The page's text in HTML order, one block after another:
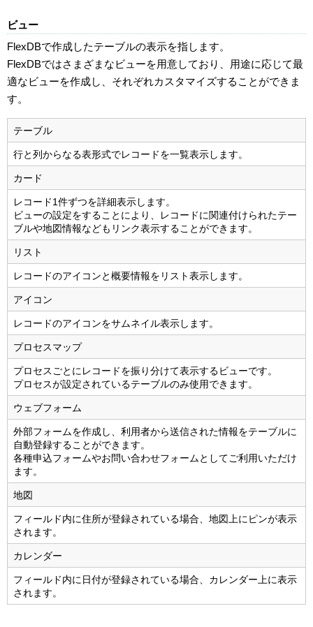
ビュー
FlexDBで作成したテーブルの表示を指します。
FlexDBではさまざまなビューを用意しており、用途に応じて最
適なビューを作成し、それぞれカスタマイズすることができま
す。
テーブル
行と列からなる表形式でレコードを一覧表示します。
カード
レコード1件ずつを詳細表示します。
ビューの設定をすることにより、レコードに関連付けられたテー
ブルや地図情報などもリンク表示することができます。
リスト
レコードのアイコンと概要情報をリスト表示します。
アイコン
レコードのアイコンをサムネイル表示します。
プロセスマップ
プロセスごとにレコードを振り分けて表示するビューです。
プロセスが設定されているテーブルのみ使用できます。
ウェブフォーム
外部フォームを作成し、利用者から送信された情報をテーブルに
自動登録することができます。
各種申込フォームやお問い合わせフォームとしてご利用いただけ
ます。
地図
フィールド内に住所が登録されている場合、地図上にピンが表示
されます。
カレンダー
フィールド内に日付が登録されている場合、カレンダー上に表示
されます。